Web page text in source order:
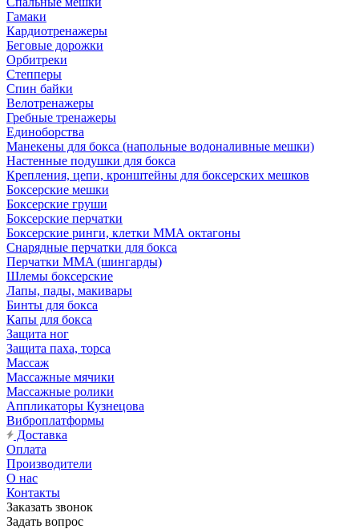
Гамаки
Кардиотренажеры
Беговые дорожки
Орбитреки
Степперы
Спин байки
Велотренажеры
Гребные тренажеры
Единоборства
Манекены для бокса (напольные водоналивные мешки)
Настенные подушки для бокса
Крепления, цепи, кронштейны для боксерских мешков
Боксерские мешки
Боксерские груши
Боксерские перчатки
Боксерские ринги, клетки ММА октагоны
Снарядные перчатки для бокса
Перчатки MMA (шингарды)
Шлемы боксерские
Лапы, пады, макивары
Бинты для бокса
Капы для бокса
Защита ног
Защита паха, торса
Массаж
Массажные мячики
Массажные ролики
Аппликаторы Кузнецова
Виброплатформы
Доставка
Оплата
Производители
О нас
Контакты
Заказать звонок
Задать вопрос